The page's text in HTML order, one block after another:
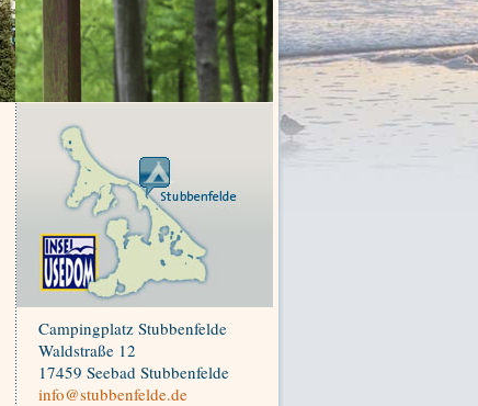
Campingplatz Stubbenfelde
Waldstraße 12
17459 Seebad Stubbenfelde
info@stubbenfelde.de